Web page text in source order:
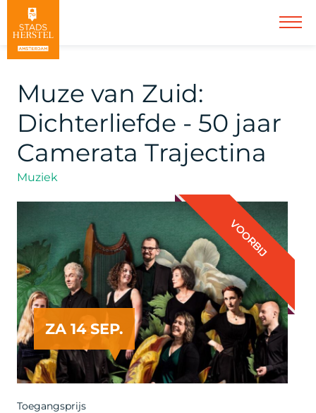
Muze van Zuid:
Dichterliefde - 50 jaar
Camerata Trajectina
Muziek
ZA 14 SEP.
VOORBIJ
Artist
Toegangsprijs